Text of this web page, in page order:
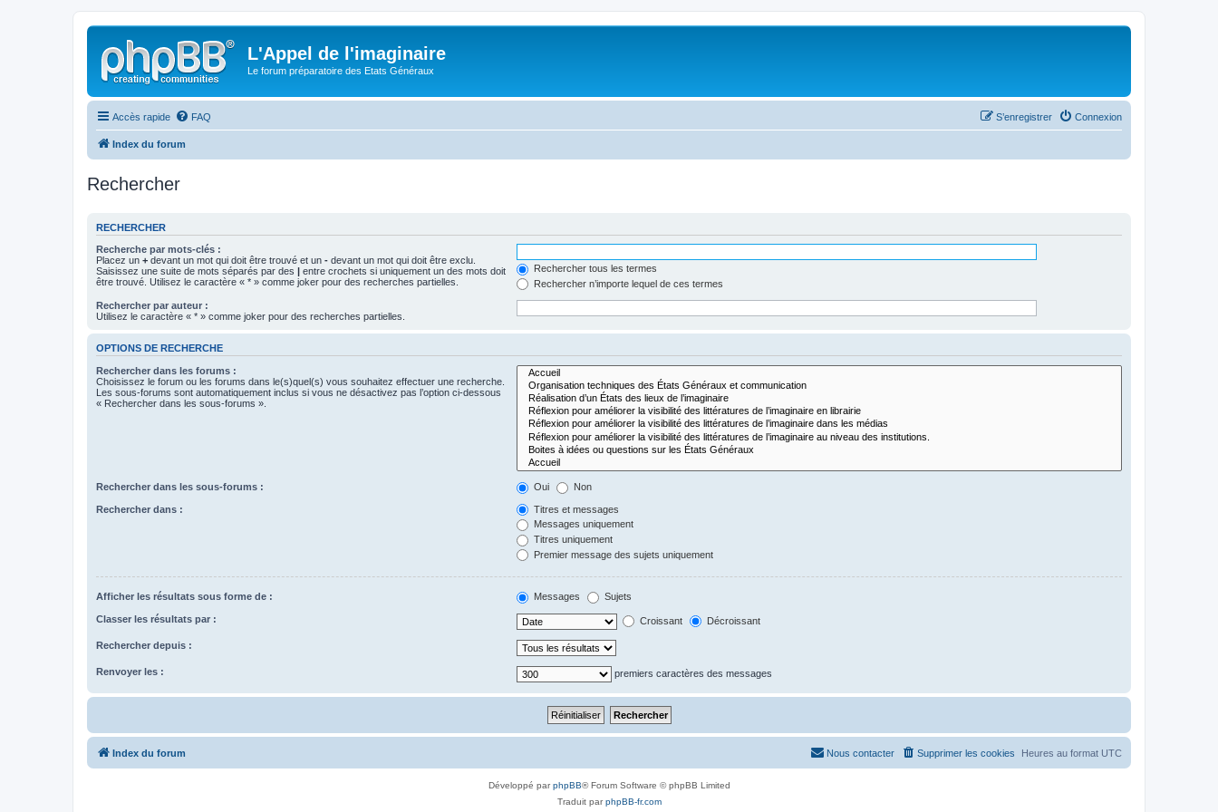
L'Appel de l'imaginaire
Le forum préparatoire des Etats Généraux
Accès rapide FAQ Connexion
S’enregistrer
Index du forum
Rechercher
RECHERCHER
Recherche par mots-clés :
Placez un + devant un mot qui doit être trouvé et un - devant un mot qui doit être exclu.
Saisissez une suite de mots séparés par des | entre crochets si uniquement un des mots doit
être trouvé. Utilisez le caractère « * » comme joker pour des recherches partielles.
Rechercher tous les termes
Rechercher n’importe lequel de ces termes
Rechercher par auteur :
Utilisez le caractère « * » comme joker pour des recherches partielles.
OPTIONS DE RECHERCHE
Rechercher dans les forums :
Choisissez le forum ou les forums dans le(s)quel(s) vous souhaitez effectuer une recherche.
Les sous-forums sont automatiquement inclus si vous ne désactivez pas l’option ci-dessous
« Rechercher dans les sous-forums ».
Rechercher dans les sous-forums : Oui Non
Rechercher dans :
Titres et messages
Messages uniquement
Titres uniquement
Premier message des sujets uniquement
Afficher les résultats sous forme de : Messages Sujets
Classer les résultats par : Croissant Décroissant
Rechercher depuis :
Renvoyer les : premiers caractères des messages
Index du forum Heures au format UTC
Supprimer les cookies
Nous contacter
Développé parphpBB® Forum Software © phpBB Limited
Traduit parphpBB-fr.com